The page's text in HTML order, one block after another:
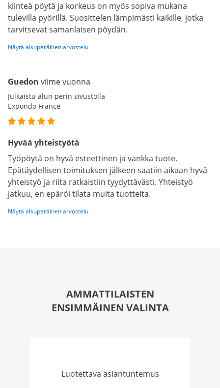
kiinteä pöytä ja korkeus on myös sopiva mukana
tulevilla pyörillä. Suosittelen lämpimästi kaikille, jotka
tarvitsevat samanlaisen pöydän.
Näytä alkuperäinen arvostelu
Guedon viime vuonna
Julkaistu alun perin sivustolla
Expondo France
Hyvää yhteistyötä
Työpöytä on hyvä esteettinen ja vankka tuote.
Epätäydellisen toimituksen jälkeen saatiin aikaan hyvä
yhteistyö ja riita ratkaistiin tyydyttävästi. Yhteistyö
jatkuu, en epäröi tilata muita tuotteita.
Näytä alkuperäinen arvostelu
AMMATTILAISTEN
ENSIMMÄINEN VALINTA
Luotettava asiantuntemus